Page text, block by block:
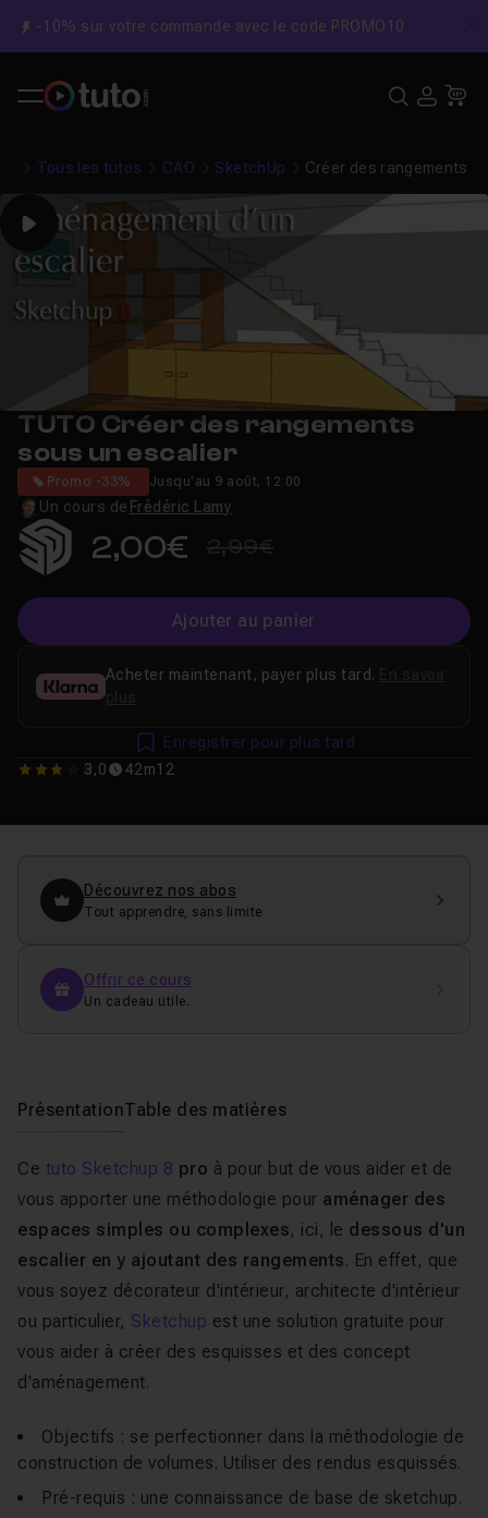
-10% sur votre commande avec le code PROMO10
Tous les tutos CAO SketchUp Créer des rangements
Play
TUTO Créer des rangements
sous un escalier
Un cours de Frédéric Lamy
Promo -33% Jusqu'au 9 août, 12:00
2,00€ 2,99€
Ajouter au panier
3 3,0 42m12
Acheter maintenant, payer plus tard.
plus
Enregistrer pour plus tard
Découvrez nos abos
Tout apprendre, sans limite
Offrir ce cours
Un cadeau utile.
PrésentationTable des matières
Ce tuto Sketchup 8 pro à pour but de vous aider et de
vous apporter une méthodologie pour aménager des
espaces simples ou complexes, ici, le dessous d'un
escalier en y ajoutant des rangements. En effet, que
vous soyez décorateur d'intérieur, architecte d'intérieur
ou particulier, Sketchup est une solution gratuite pour
vous aider à créer des esquisses et des concept
d'aménagement.
Objectifs : se perfectionner dans la méthodologie de
construction de volumes. Utiliser des rendus esquissés.
Pré-requis : une connaissance de base de sketchup.